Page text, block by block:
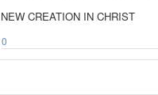
NEW CREATION IN CHRIST
0